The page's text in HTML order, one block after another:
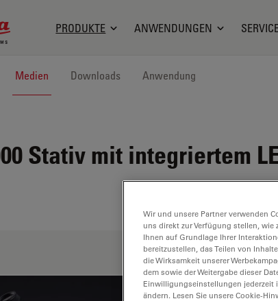
Logo
PRODUKTE ANWENDUNGEN
Medien Downloads Anwendung
Stativ mit integriertem
Wir und unsere Partner verwenden
uns direkt zur Verfügung stellen, wie
Ihnen auf Grundlage Ihrer
bereitzustellen, das Teilen von
die Wirksamkeit unserer
dem sowie der Weitergabe dieser
Einwilligungseinstellungen jederzeit
ändern. Lesen Sie unsere Cookie-